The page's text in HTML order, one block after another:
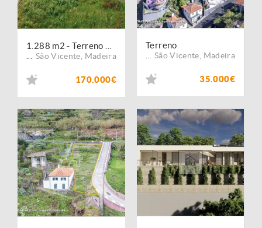
São Vicente Madeira
170.000€
Terreno
São Vicente Madeira
35.000€